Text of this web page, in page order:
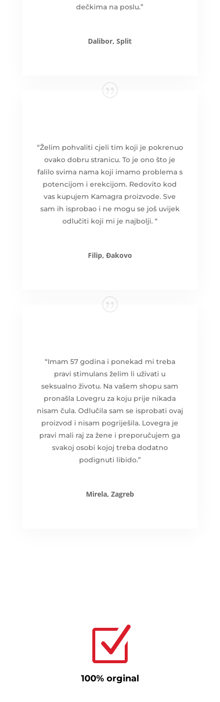
dečkima na poslu.”
Dalibor, Split
“Želim pohvaliti cjeli tim koji je pokrenuo
ovako dobru stranicu. To je ono što je
falilo svima nama koji imamo problema s
potencijom i erekcijom. Redovito kod
vas kupujem Kamagra proizvode. Sve
sam ih isprobao i ne mogu se još uvijek
odlučiti koji mi je najbolji. “
Filip, Đakovo
“Imam 57 godina i ponekad mi treba
pravi stimulans želim li uživati u
seksualno životu. Na vašem shopu sam
pronašla Lovegru za koju prije nikada
nisam čula. Odlučila sam se isprobati ovaj
proizvod i nisam pogriješila. Lovegra je
pravi mali raj za žene i preporučujem ga
svakoj osobi kojoj treba dodatno
podignuti libido.”
Mirela, Zagreb
Z
100% orginal